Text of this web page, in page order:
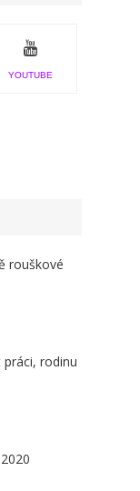
YOUTUBE
rouškové
práci, rodinu